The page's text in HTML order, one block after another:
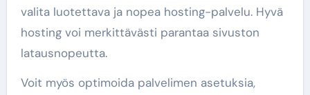
valita luotettava ja nopea hosting-palvelu. Hyvä
hosting voi merkittävästi parantaa sivuston
latausnopeutta.
Voit myös optimoida palvelimen asetuksia,